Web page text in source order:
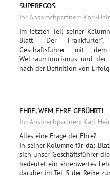
SUPEREGOS
Ihr Ansprechpartner:: Karl-
Im letzten Teil seiner
Blatt "Der
Geschäftsführer mit dem
Weltraumtourismus und
nach der Definition von
EHRE, WEM EHRE GEBÜHRT!
Ihr Ansprechpartner:: Karl-
Alles eine Frage der Ehre?
In seiner Kolumne für das
sich unser Geschäftsführer
bedeutet ein ehrenwertes
darüber im Teil 5 der Reihe